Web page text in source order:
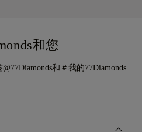
和您
和＃我的77Diamonds